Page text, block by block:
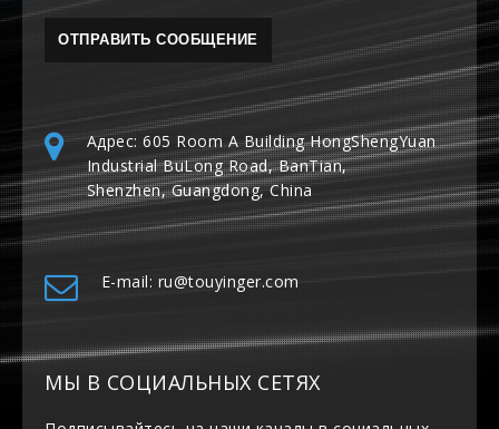
Адрес: 605 Room A Building HongShengYuan
Industrial BuLong Road, BanTian,
Shenzhen, Guangdong, China
E-mail: ru@touyinger.com
МЫ В СОЦИАЛЬНЫХ СЕТЯХ